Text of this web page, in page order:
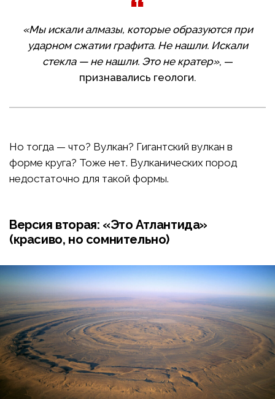
«Мы искали алмазы, которые образуются при
ударном сжатии графита. Не нашли. Искали
стекла — не нашли. Это не кратер», —
признавались геологи.
Но тогда — что? Вулкан? Гигантский вулкан в
форме круга? Тоже нет. Вулканических пород
недостаточно для такой формы.
Версия вторая: «Это Атлантида»
(красиво, но сомнительно)